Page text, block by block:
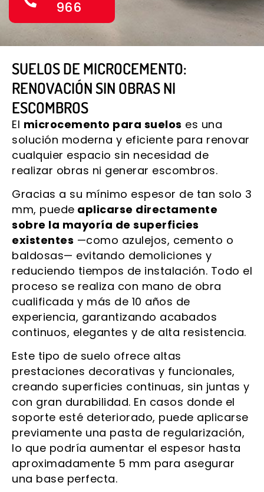
966
SUELOS DE MICROCEMENTO:
RENOVACIÓN SIN OBRAS NI
ESCOMBROS
El microcemento para suelos es una
solución moderna y eficiente para renovar
cualquier espacio sin necesidad de
realizar obras ni generar escombros.
Gracias a su mínimo espesor de tan solo 3
mm, puede aplicarse directamente
sobre la mayoría de superficies
existentes —como azulejos, cemento o
baldosas— evitando demoliciones y
reduciendo tiempos de instalación. Todo el
proceso se realiza con mano de obra
cualificada y más de 10 años de
experiencia, garantizando acabados
continuos, elegantes y de alta resistencia.
Este tipo de suelo ofrece altas
prestaciones decorativas y funcionales,
creando superficies continuas, sin juntas y
con gran durabilidad. En casos donde el
soporte esté deteriorado, puede aplicarse
previamente una pasta de regularización,
lo que podría aumentar el espesor hasta
aproximadamente 5 mm para asegurar
una base perfecta.